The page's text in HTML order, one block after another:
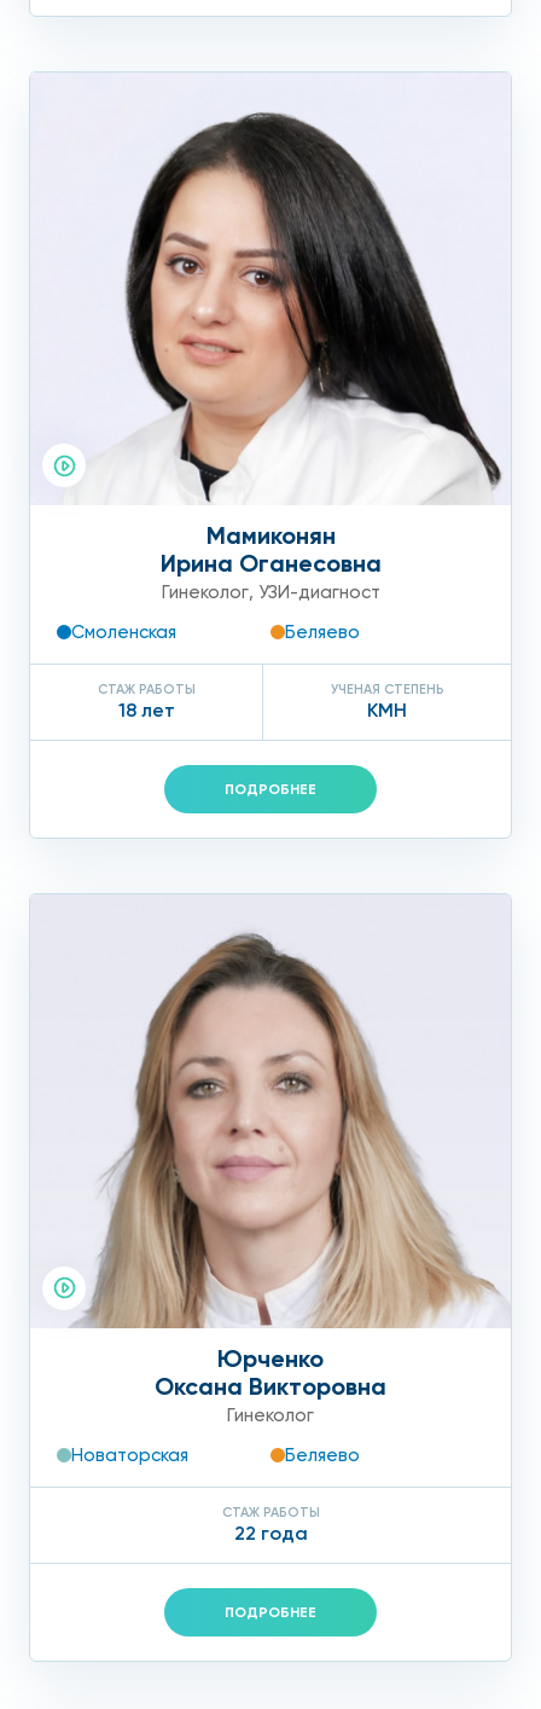
Мамиконян
Ирина Оганесовна
Гинеколог, УЗИ-диагност
Смоленская
Беляево
СТАЖ РАБОТЫ
18 лет
УЧЕНАЯ СТЕПЕНЬ
КМН
ПОДРОБНЕЕ
Юрченко
Оксана Викторовна
Гинеколог
Новаторская
Беляево
СТАЖ РАБОТЫ
22 года
ПОДРОБНЕЕ